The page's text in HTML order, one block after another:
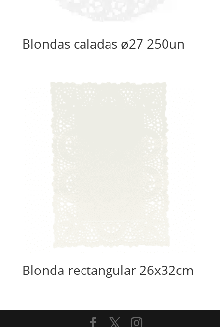
Blondas caladas ø27 250un
Blonda rectangular 26x32cm